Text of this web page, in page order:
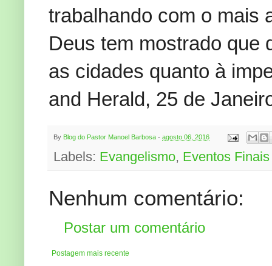
trabalhando com o mais
Deus tem mostrado que
as cidades quanto à
and Herald, 25 de
By Blog do Pastor Manoel Barbosa - agosto 06, 2016
Labels: Evangelismo, Eventos Finais
Nenhum comentário:
Postar um comentário
Postagem mais recente